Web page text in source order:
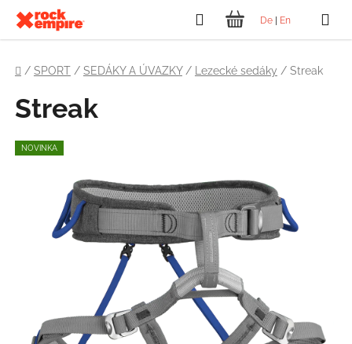
obsah
De En
Hledat
NÁKUPNÍ
KOŠÍK
Domů
/ SPORT / SEDÁKY A ÚVAZKY / Lezecké sedáky / Streak
Streak
NOVINKA